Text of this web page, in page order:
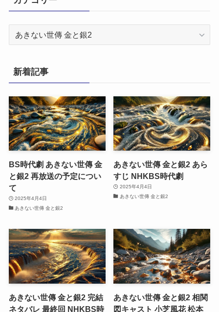
リ
ー
新着記事
BS時代劇 あきない世傳 金
と銀2 再放送の予定につい
て
2025年4月4日
あきない世傳 金と銀2
あきない世傳 金と銀2 あら
すじ NHKBS時代劇
2025年4月4日
あきない世傳 金と銀2
あきない世傳 金と銀2 完結
ネタバレ 最終回 NHKBS時
あきない世傳 金と銀2 相関
図キャスト 小芝風花 松本